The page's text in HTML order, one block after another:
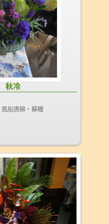
秋冷
船唐綿・蘇轍